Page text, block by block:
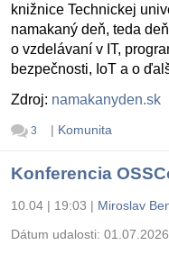
knižnice Technickej
namakaný deň, teda
o vzdelávaní v IT,
bezpečnosti, IoT a o
Zdroj: namakanyden.sk
3 | Komunita
Konferencia
10.04 | 19:03 | Miroslav
Dátum udalosti: 01.07.2026